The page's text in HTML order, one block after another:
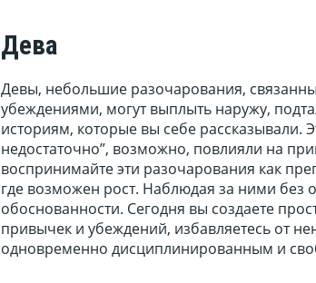
Дева
Девы, небольшие разочарования,
убеждениями, могут выплыть наружу,
историям, которые вы себе рассказывали.
недостаточно”, возможно, повлияли на
воспринимайте эти разочарования как
где возможен рост. Наблюдая за ними без
обоснованности. Сегодня вы создаете
привычек и убеждений, избавляетесь от
одновременно дисциплинированным и